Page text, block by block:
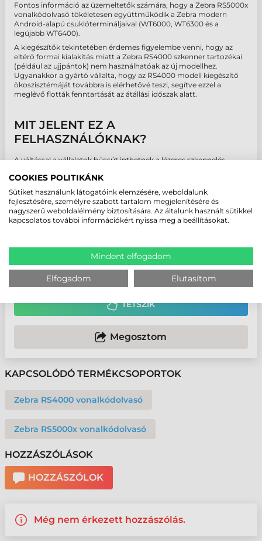
Fontos információ az üzemeltetők számára, hogy a Zebra RS5000x
vonalkódolvasó tökéletesen együttműködik a Zebra modern
Android-alapú csuklótermináljaival (WT6000, WT6300 és a
legújabb WT6400).
A kiegészítők tekintetében érdemes figyelembe venni, hogy az
eltérő formai kialakítás miatt a Zebra RS4000 szkenner tartozékai
(például az ujjpántok) nem használhatóak az új modellhez.
Ugyanakkor a gyártó vállalta, hogy az RS4000 modell kiegészítő
ökoszisztémáját továbbra is elérhetővé teszi, segítve ezzel a
meglévő flották fenntartását az átállási időszak alatt.
MIT JELENT EZ A
FELHASZNÁLÓKNAK?
A váltással a vállalatok búcsút inthetnek a lézeres szkennelés
azonnali hatékonyságnövekedést eredményez: a dolgozók
bármilyen irányból, akár sérült vagy rosszul nyomtatott kódokat is
pillanatok alatt beolvashatnak. Ez a technológiai frissítés
garantálja, hogy a raktári műveletek hosszú távon is gyorsak,
pontosak és jövőbiztosak maradjanak.
AJÁNLATKÉRÉS
TETSZIK
Megosztom
KAPCSOLÓDÓ TERMÉKCSOPORTOK
Zebra RS4000 vonalkódolvasó
Zebra RS5000x vonalkódolvasó
HOZZÁSZÓLÁSOK
HOZZÁSZÓLOK
Még nem érkezett hozzászólás.
COOKIES POLITIKÁNK
Sütiket használunk látogatóink elemzésére, weboldalunk
fejlesztésére, személyre szabott tartalom megjelenítésére és
nagyszerű weboldalélmény biztosítására. Az általunk használt sütikkel
kapcsolatos további információkért nyissa meg a beállításokat.
Mindent elfogadom
Elfogadom Elutasítom